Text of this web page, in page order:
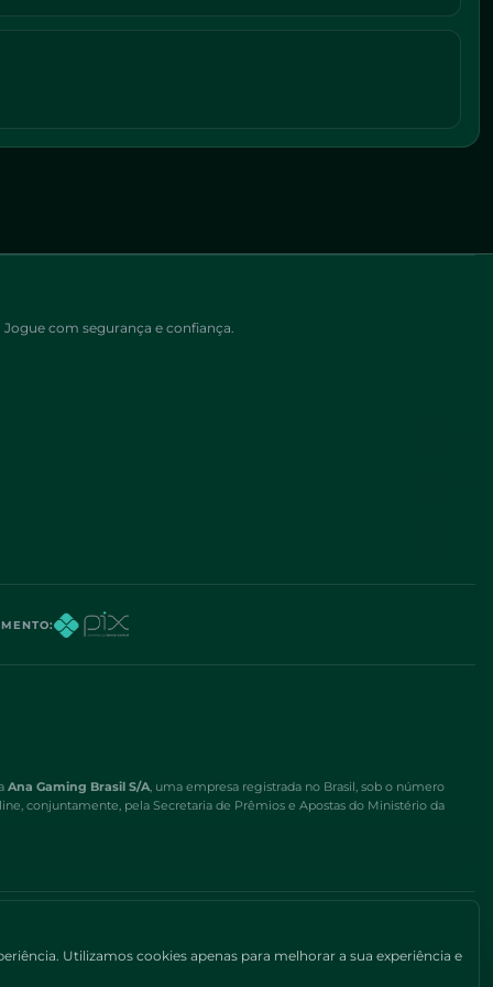
com segurança e confiança.
:
Ana Gaming Brasil S/A, uma empresa registrada no Brasil, sob o número
conjuntamente, pela Secretaria de Prêmios e Apostas do Ministério da
Utilizamos cookies apenas para melhorar a sua experiência e